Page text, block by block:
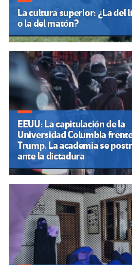
La cultura superior: ¿La del
o la del matón?
EEUU: La capitulación de la
Universidad Columbia
Trump. La academia se
ante la dictadura